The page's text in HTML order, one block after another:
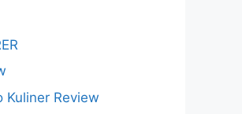
Kuliner Review